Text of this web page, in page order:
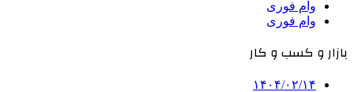
وام فوری
وام فوری
بازار و کسب و کار
۱۴۰۴/۰۲/۱۴